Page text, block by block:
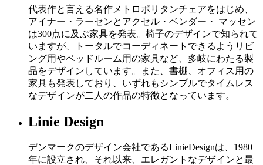
代表作と言える名作メトロポリタンチェアをはじめ、
アイナー・ラーセンとアクセル・ベンダー・ マッセン
は300点に及ぶ家具を発表。椅子のデザインで知られて
いますが、トータルでコーディネートできるようリビ
ング用やベッドルーム用の家具など、多岐にわたる製
品をデザインしています。また、書棚、オフィス用の
家具も発表しており、いずれもシンプルでタイムレス
なデザインが二人の作品の特徴となっています。
Linie Design
デンマークのデザイン会社であるLinieDesignは、1980
年に設立され、それ以来、エレガントなデザインと最